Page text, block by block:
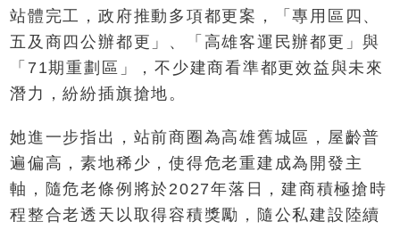
站體完工，政府推動多項都更案，「專用區四、
五及商四公辦都更」、「高雄客運民辦都更」與
「71期重劃區」，不少建商看準都更效益與未來
潛力，紛紛插旗搶地。
她進一步指出，站前商圈為高雄舊城區，屋齡普
遍偏高，素地稀少，使得危老重建成為開發主
軸，隨危老條例將於2027年落日，建商積極搶時
程整合老透天以取得容積獎勵，隨公私建設陸續